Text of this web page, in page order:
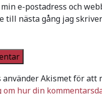
e-postadress och
till nästa gång jag
Akismet för att
om hur din